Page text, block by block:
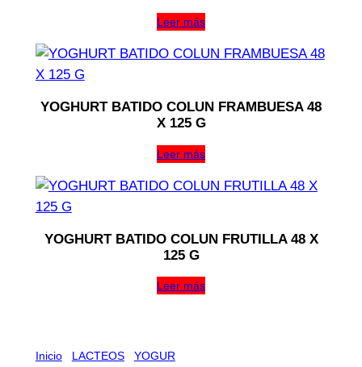
Leer más
YOGHURT BATIDO COLUN FRAMBUESA 48
X 125 G
Leer más
YOGHURT BATIDO COLUN FRUTILLA 48 X
125 G
Leer más
Inicio/ LACTEOS/ YOGUR